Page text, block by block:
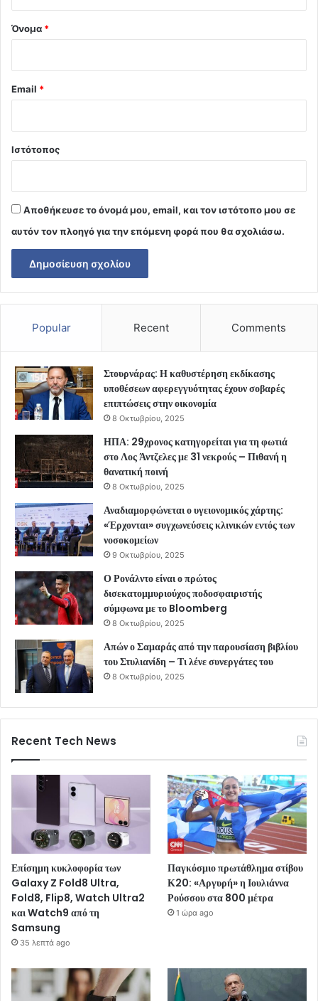
Όνομα *
Email *
Ιστότοπος
Αποθήκευσε το όνομά μου, email, και τον ιστότοπο μου σε
αυτόν τον πλοηγό για την επόμενη φορά που θα σχολιάσω.
Popular Recent Comments
Στουρνάρας: Η καθυστέρηση εκδίκασης
υποθέσεων αφερεγγυότητας έχουν σοβαρές
επιπτώσεις στην οικονομία
8 Οκτωβρίου, 2025
ΗΠΑ: 29χρονος κατηγορείται για τη φωτιά
στο Λος Άντζελες με 31 νεκρούς – Πιθανή η
θανατική ποινή
8 Οκτωβρίου, 2025
Αναδιαμορφώνεται ο υγειονομικός χάρτης:
«Έρχονται» συγχωνεύσεις κλινικών εντός των
νοσοκομείων
9 Οκτωβρίου, 2025
Ο Ρονάλντο είναι ο πρώτος
δισεκατομμυριούχος ποδοσφαιριστής
σύμφωνα με το Bloomberg
8 Οκτωβρίου, 2025
Απών ο Σαμαράς από την παρουσίαση βιβλίου
του Στυλιανίδη – Τι λένε συνεργάτες του
8 Οκτωβρίου, 2025
Recent Tech News
Επίσημη κυκλοφορία των
Galaxy Z Fold8 Ultra,
Fold8, Flip8, Watch Ultra2
και Watch9 από τη
Samsung
35 λεπτά ago
Παγκόσμιο πρωτάθλημα στίβου
Κ20: «Αργυρή» η Ιουλιάννα
Ρούσσου στα 800 μέτρα
1 ώρα ago